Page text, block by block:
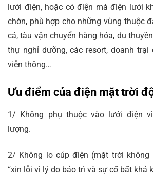
lưới điện, hoặc có điện mà điện lưới
chờn, phù hợp cho những vùng thuộc
cá, tàu vận chuyển hàng hóa, du
thự nghỉ dưỡng, các resort, doanh trại
viễn thông…
Ưu điểm của điện mặt trời
1/ Không phụ thuộc vào lưới điện
lượng.
2/ Không lo cúp điện (mặt trời không
“xin lỗi vì lý do bảo trì và sự cố bất khả